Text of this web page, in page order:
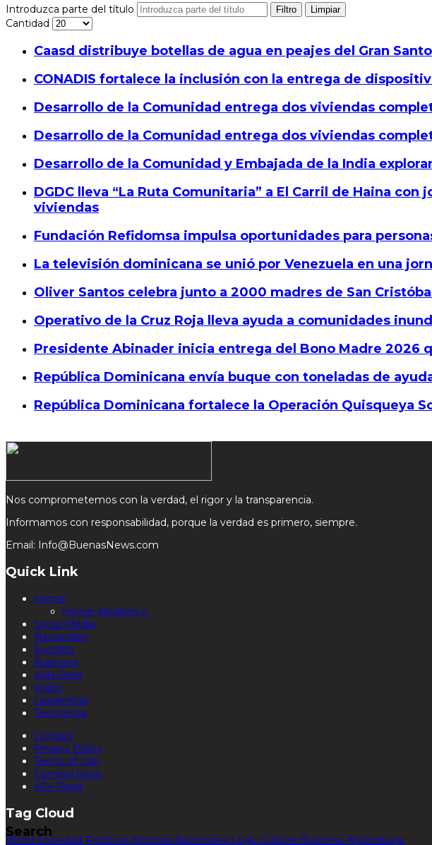
Introduzca parte del título
Filtro Limpiar
Cantidad
Caasd distribuye botellas de agua en peajes del Gran
CONADIS fortalece la inclusión con la entrega de
Desarrollo de la Comunidad entrega dos viviendas
Desarrollo de la Comunidad entrega dos viviendas
Desarrollo de la Comunidad y Embajada de la India
DGDC lleva “La Ruta Comunitaria” a El Carril de Haina
viviendas
Fundación Refidomsa impulsa oportunidades para
La televisión dominicana se unió por Venezuela en una
Oliver Santos celebra junto a 2000 madres de San
Operativo de la Cruz Roja lleva ayuda a comunidades
Presidente Abinader inicia entrega del Bono Madre 2026
República Dominicana envía buque con toneladas de
República Dominicana fortalece la Operación Quisqueya
Nos comprometemos con la verdad, el rigor y la transparencia.
Informamos con responsabilidad, porque la verdad es primero, siempre.
Email: Info@BuenasNews.com
Quick Link
Home
Home Variation 2
Social Media
Nacionales
Sociales
Business
Vida Sana
Video
Leadership
Tecnología
Contact
Privacy Policy
Terms of Use
Coming Soon
404 Page
Tag Cloud
World Sociedad Positivas Noticias Nacionales Logic Culture Business Aprendizaje
Search